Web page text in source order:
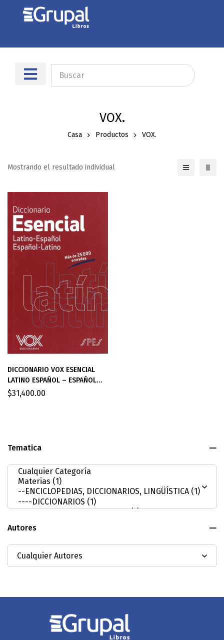
VOX.
Casa Productos VOX.
Tematica
Autores
Mostrando el resultado individual
DICCIONARIO VOX ESENCIAL
LATINO ESPAÑOL – ESPAÑOL
LATINO
$31,400.00